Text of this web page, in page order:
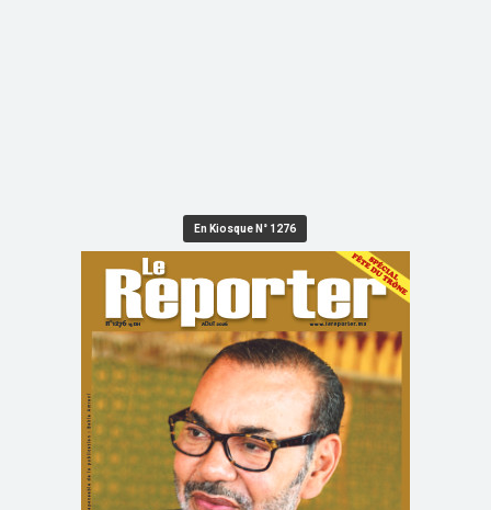
En Kiosque N° 1276